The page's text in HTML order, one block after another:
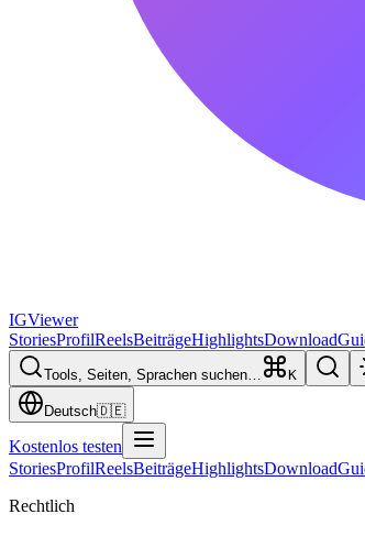
IGViewer
StoriesProfilReelsBeiträgeHighlightsDownload
Tools, Seiten, Sprachen suchen… K
Deutsch🇩🇪
Kostenlos testen
StoriesProfilReelsBeiträgeHighlightsDownload
Rechtlich